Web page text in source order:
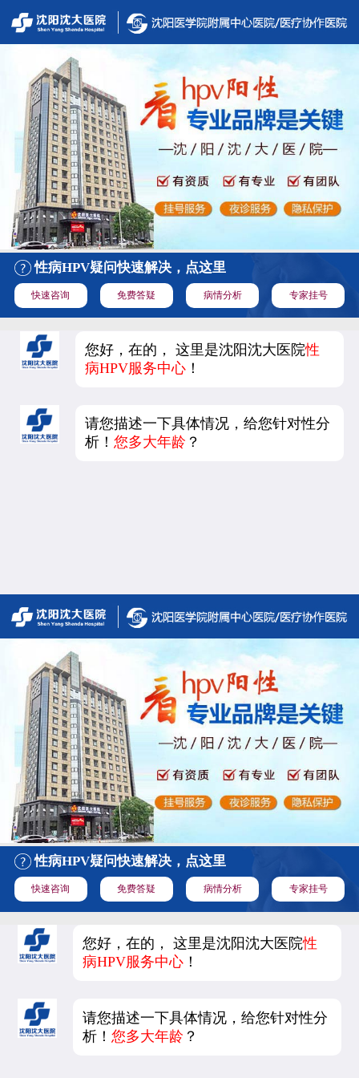
性病HPV疑问快速解决，点这里
快速咨询 免费答疑 病情分析 专家挂号
您好，在的， 这里是沈阳沈大医院性
病HPV服务中心！
请您描述一下具体情况，给您针对性分
析！ 您多大年龄？
性病HPV疑问快速解决，点这里
快速咨询 免费答疑 病情分析 专家挂号
您好，在的， 这里是沈阳沈大医院性
病HPV服务中心 ！
请您描述一下具体情况，给您针对性分
析！您多大年龄 ？